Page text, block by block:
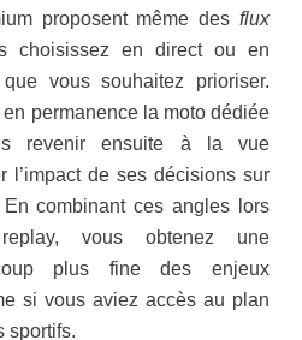
proposent même des flux
choisissez en direct ou en
vous souhaitez prioriser.
permanence la moto dédiée
revenir ensuite à la vue
l’impact de ses décisions sur
En combinant ces angles lors
vous obtenez une
plus fine des enjeux
si vous aviez accès au plan
sportifs.